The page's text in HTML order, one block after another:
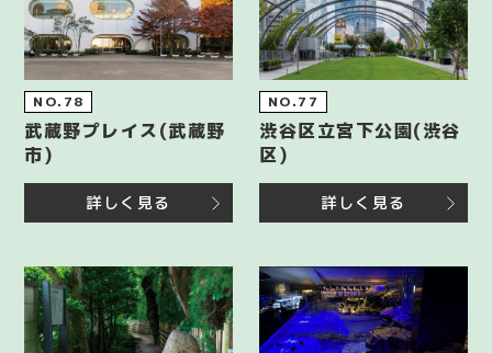
NO.78
武蔵野プレイス(武蔵野
市)
詳しく見る
NO.77
渋谷区立宮下公園(渋谷
区)
詳しく見る